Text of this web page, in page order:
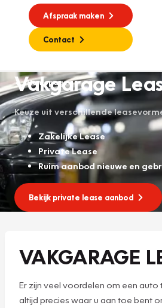
Afspraak maken
Contact
Homepage
Vakgarage
Keuze uit verschillende
Zakelijke Lease
Private Lease
Ruim aanbod nieuwe en
Bekijk private lease aanbod
VAKGARAGE
Er zijn veel voordelen om een auto
altijd precies waar u aan toe bent